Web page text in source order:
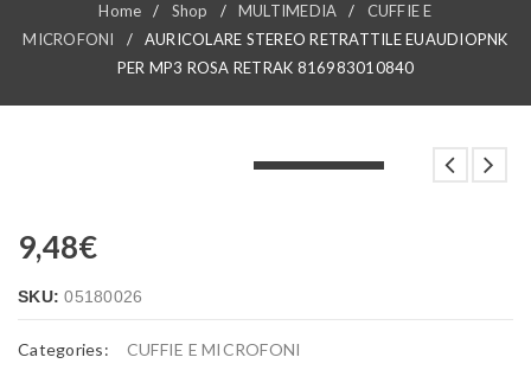
Home / Shop / MULTIMEDIA /
CUFFIE E
MICROFONI
/
AURICOLARE STEREO RETRATTILE EUAUDIOPNK
PER MP3 ROSA RETRAK 816983010840
9,48€
SKU:05180026
Categories: CUFFIE E MICROFONI